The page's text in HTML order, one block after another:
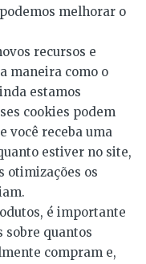
melhorar o
recursos e
maneira como o
estamos
cookies podem
você receba uma
estiver no site,
otimizações os
é importante
sobre quantos
compram e,